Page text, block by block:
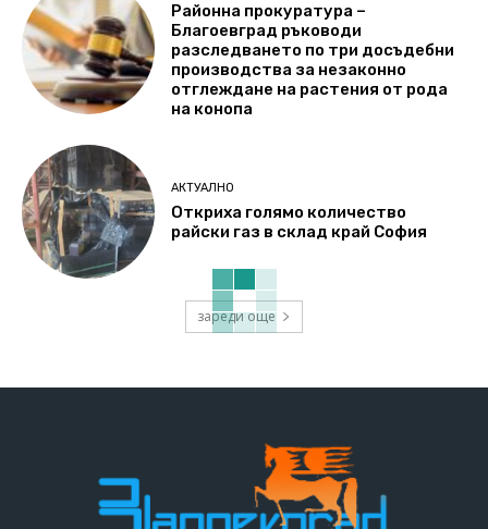
Районна прокуратура –
Благоевград ръководи
разследването по три досъдебни
производства за незаконно
отглеждане на растения от рода
на конопа
АКТУАЛНО
Откриха голямо количество
райски газ в склад край София
зареди още